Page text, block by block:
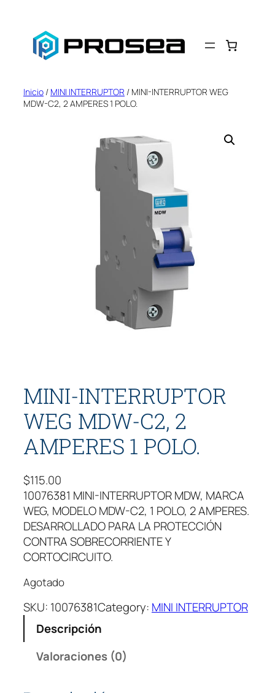
contenido
Inicio / MINI INTERRUPTOR / MINI-INTERRUPTOR WEG
MDW-C2, 2 AMPERES 1 POLO.
MINI-INTERRUPTOR
WEG MDW-C2, 2
AMPERES 1 POLO.
$115.00
10076381 MINI-INTERRUPTOR MDW, MARCA
WEG, MODELO MDW-C2, 1 POLO, 2 AMPERES.
DESARROLLADO PARA LA PROTECCIÓN
CONTRA SOBRECORRIENTE Y
CORTOCIRCUITO.
Agotado
SKU: 10076381Category: MINI INTERRUPTOR
Descripción
Valoraciones (0)